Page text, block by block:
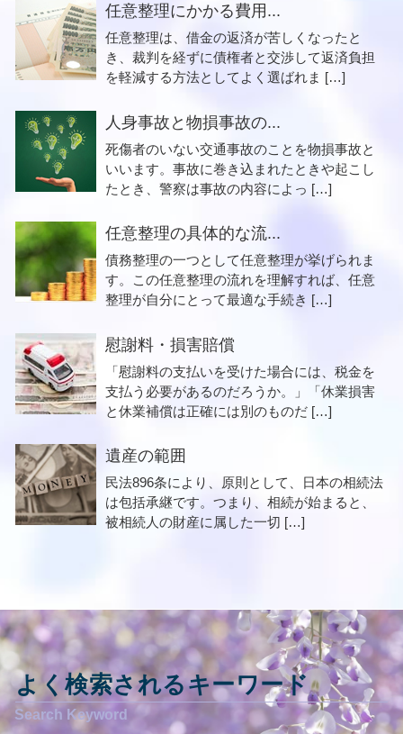
任意整理にかかる費用...
任意整理は、借金の返済が苦しくなったと
き、裁判を経ずに債権者と交渉して返済負担
を軽減する方法としてよく選ばれま […]
人身事故と物損事故の...
死傷者のいない交通事故のことを物損事故と
いいます。事故に巻き込まれたときや起こし
たとき、警察は事故の内容によっ […]
任意整理の具体的な流...
債務整理の一つとして任意整理が挙げられま
す。この任意整理の流れを理解すれば、任意
整理が自分にとって最適な手続き […]
慰謝料・損害賠償
「慰謝料の支払いを受けた場合には、税金を
支払う必要があるのだろうか。」「休業損害
と休業補償は正確には別のものだ […]
遺産の範囲
民法896条により、原則として、日本の相続法
は包括承継です。つまり、相続が始まると、
被相続人の財産に属した一切 […]
よく検索されるキーワード